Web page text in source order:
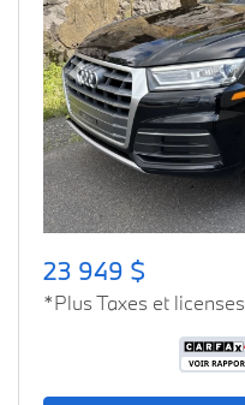
Previous
23 949 $
*Plus Taxes et licenses